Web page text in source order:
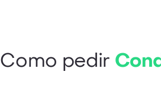
Como pedir